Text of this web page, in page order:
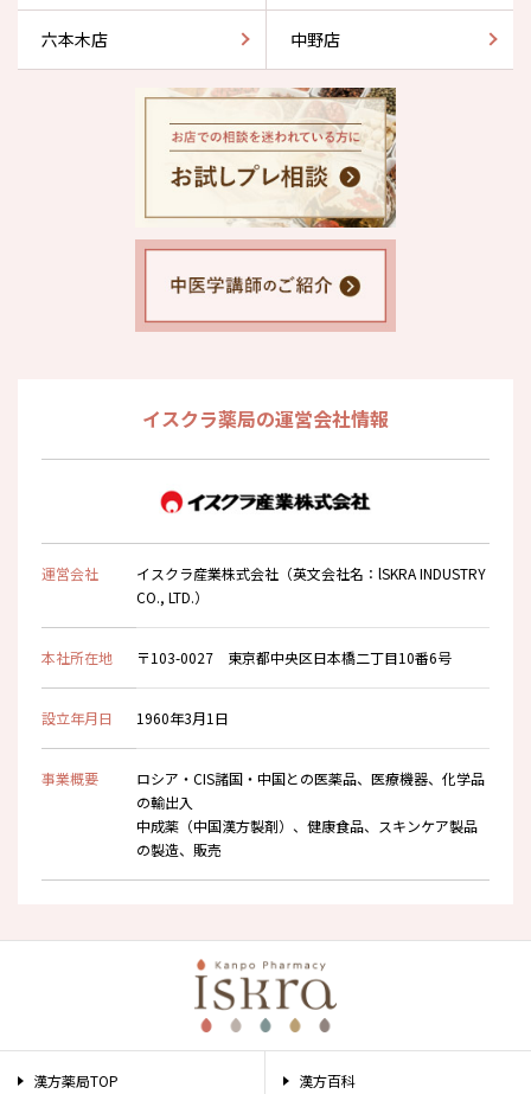
六本木店 中野店
イスクラ薬局の運営会社情報
運営会社
イスクラ産業株式会社（英文会社名：lSKRA INDUSTRY
CO., LTD.）
本社所在地 〒103-0027 東京都中央区日本橋二丁目10番6号
設立年月日 1960年3月1日
事業概要
ロシア・CIS諸国・中国との医薬品、医療機器、化学品
の輸出入
中成薬（中国漢方製剤）、健康食品、スキンケア製品
の製造、販売
漢方薬局TOP 漢方百科